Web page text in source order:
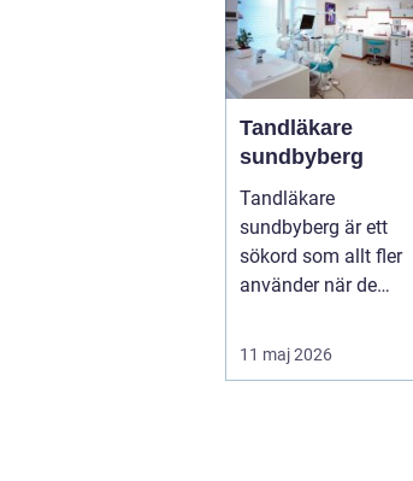
Tandläkare
sundbyberg
Tandläkare
sundbyberg är ett
sökord som allt fler
använder när de
tillgänglig ...
11 maj 2026